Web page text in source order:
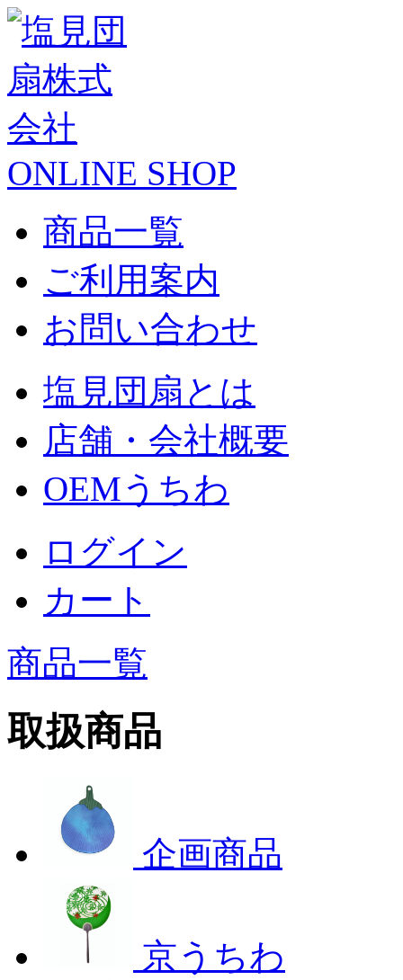
ONLINE SHOP
商品一覧
ご利用案内
お問い合わせ
塩見団扇とは
店舗・会社概要
OEMうちわ
ログイン
カート
商品一覧
取扱商品
企画商品
京うちわ